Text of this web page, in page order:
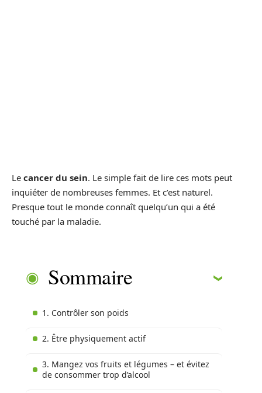
Le cancer du sein. Le simple fait de lire ces mots peut
inquiéter de nombreuses femmes. Et c’est naturel.
Presque tout le monde connaît quelqu’un qui a été
touché par la maladie.
Sommaire
1. Contrôler son poids
2. Être physiquement actif
3. Mangez vos fruits et légumes – et évitez
de consommer trop d’alcool